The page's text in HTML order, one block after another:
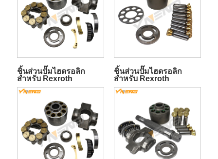
ชิ้นส่วนปั๊มไฮดรอลิก
สำหรับ Rexroth
A11VO40
ชิ้นส่วนปั๊มไฮดรอลิก
สำหรับ Rexroth
A11VO75